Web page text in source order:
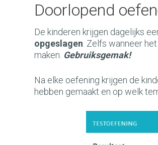
Doorlopend
De kinderen krijgen dagelijks
opgeslagen . Zelfs wanneer
maken. Gebruiksgemak!
Na elke oefening krijgen de
hebben gemaakt en op welk